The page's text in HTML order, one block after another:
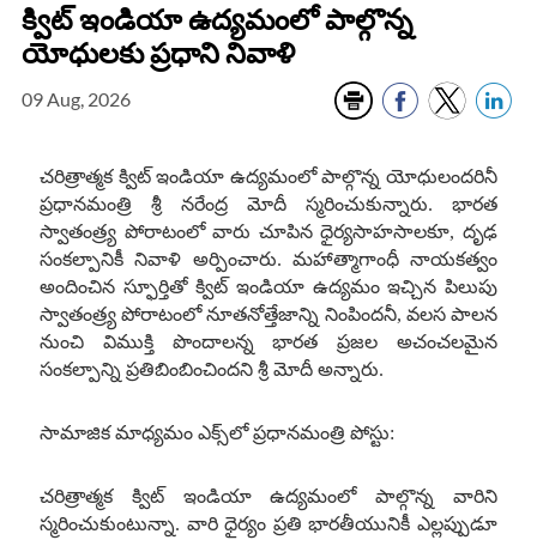
క్విట్ ఇండియా ఉద్యమంలో పాల్గొన్న
యోధులకు ప్రధాని నివాళి
09 Aug, 2026
చరిత్రాత్మక క్విట్ ఇండియా ఉద్యమంలో పాల్గొన్న యోధులందరినీ
ప్రధానమంత్రి శ్రీ నరేంద్ర మోదీ స్మరించుకున్నారు.భారత
స్వాతంత్ర్య పోరాటంలో వారు చూపిన ధైర్యసాహసాలకూ,దృఢ
సంకల్పానికీ నివాళి అర్పించారు. మహాత్మాగాంధీ నాయకత్వం
అందించిన స్ఫూర్తితో క్విట్ ఇండియా ఉద్యమం ఇచ్చిన పిలుపు
స్వాతంత్ర్య పోరాటంలో నూతనోత్తేజాన్ని నింపిందనీ, వలస పాలన
నుంచి విముక్తి పొందాలన్న భారత ప్రజల అచంచలమైన
సంకల్పాన్ని ప్రతిబింబించిందని శ్రీ మోదీ అన్నారు.
సామాజిక మాధ్యమం ఎక్స్‌లో ప్రధానమంత్రి పోస్టు:
చరిత్రాత్మక క్విట్ ఇండియా ఉద్యమంలో పాల్గొన్న వారిని
స్మరించుకుంటున్నా. వారి ధైర్యం ప్రతి భారతీయునికీ ఎల్లప్పుడూ